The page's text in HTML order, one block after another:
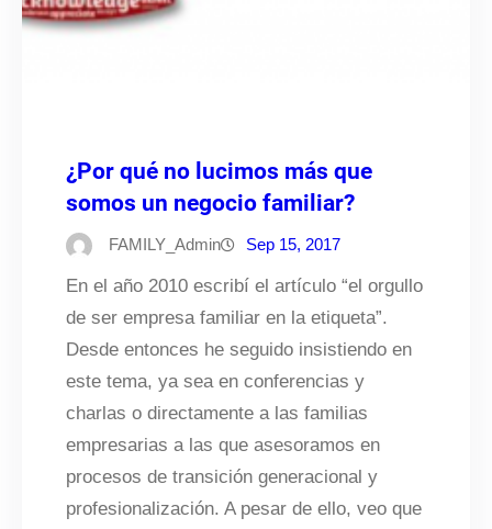
¿Por qué no lucimos más que
somos un negocio familiar?
FAMILY_Admin Sep 15, 2017
En el año 2010 escribí el artículo “el orgullo
de ser empresa familiar en la etiqueta”.
Desde entonces he seguido insistiendo en
este tema, ya sea en conferencias y
charlas o directamente a las familias
empresarias a las que asesoramos en
procesos de transición generacional y
profesionalización. A pesar de ello, veo que